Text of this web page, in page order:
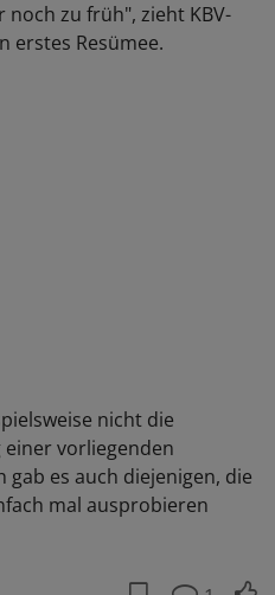
noch zu früh", zieht KBV-
erstes Resümee.
nicht die
vorliegenden
es auch diejenigen, die
mal ausprobieren